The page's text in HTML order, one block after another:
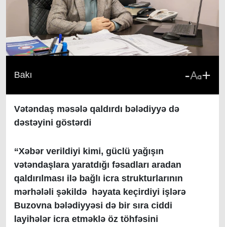
Bakı - +
Vətəndaş məsələ qaldırdı bələdiyyə də
dəstəyini göstərdi
“Xəbər verildiyi kimi, güclü yağışın
vətəndaşlara yaratdığı fəsadları aradan
qaldırılması ilə bağlı icra strukturlarının
mərhələli şəkildə həyata keçirdiyi işlərə
Buzovna bələdiyyəsi də bir sıra ciddi
layihələr icra etməklə öz töhfəsini